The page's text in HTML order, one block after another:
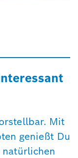
Mit
genießt Du